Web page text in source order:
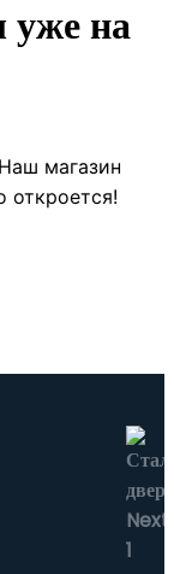
уже на
магазин
откроется!